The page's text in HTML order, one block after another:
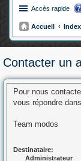
Accès rapide
Accueil
Contacter un
Pour nous
vous répondre
Team modos
Destinataire:
Administrateur